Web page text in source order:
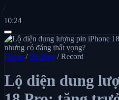
10:24
Home / Di động / Record
Lộ diện dung